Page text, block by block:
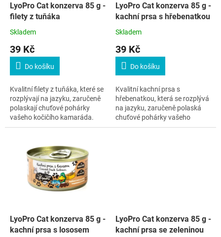
LyoPro Cat konzerva 85 g -
filety z tuňáka
Skladem
39 Kč
Do košíku
Kvalitní filety z tuňáka, které se
rozplývají na jazyku, zaručeně
polaskají chuťové pohárky
vašeho kočičího kamaráda.
LyoPro Cat konzerva 85 g -
kachní prsa s hřebenatkou
Skladem
39 Kč
Do košíku
Kvalitní kachní prsa s
hřebenatkou, která se rozplývá
na jazyku, zaručeně polaská
chuťové pohárky vašeho
kočičího kamaráda.
LyoPro Cat konzerva 85 g -
kachní prsa s lososem
LyoPro Cat konzerva 85 g -
kachní prsa se zeleninou